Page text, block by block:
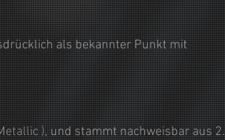
als bekannter Punkt mit
), und stammt nachweisbar aus 2.